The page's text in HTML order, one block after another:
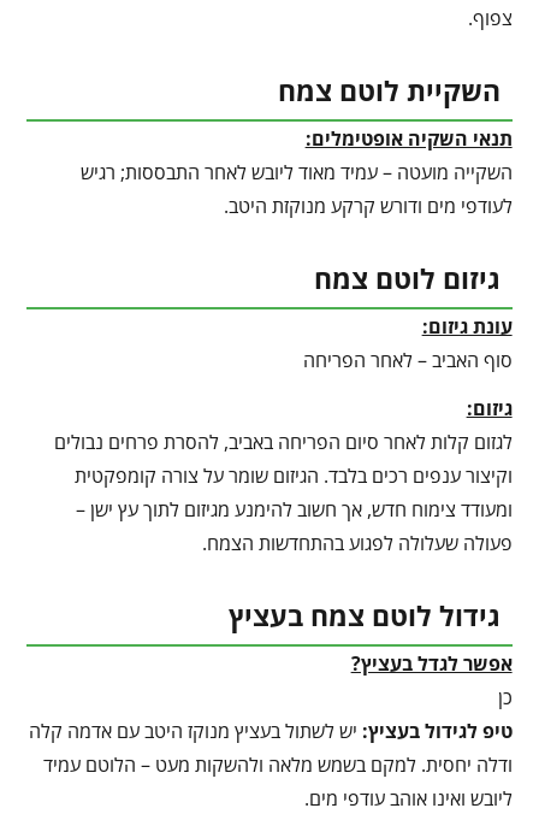
צפוף.
השקיית לוטם צמח
תנאי השקיה אופטימלים:
השקייה מועטה – עמיד מאוד ליובש לאחר התבססות; רגיש
לעודפי מים ודורש קרקע מנוקזת היטב.
גיזום לוטם צמח
עונת גיזום:
סוף האביב – לאחר הפריחה
גיזום:
לגזום קלות לאחר סיום הפריחה באביב, להסרת פרחים נבולים
וקיצור ענפים רכים בלבד. הגיזום שומר על צורה קומפקטית
ומעודד צימוח חדש, אך חשוב להימנע מגיזום לתוך עץ ישן –
פעולה שעלולה לפגוע בהתחדשות הצמח.
גידול לוטם צמח בעציץ
אפשר לגדל בעציץ?
כן
טיפ לגידול בעציץ: יש לשתול בעציץ מנוקז היטב עם אדמה קלה
ודלה יחסית. למקם בשמש מלאה ולהשקות מעט – הלוטם עמיד
ליובש ואינו אוהב עודפי מים.